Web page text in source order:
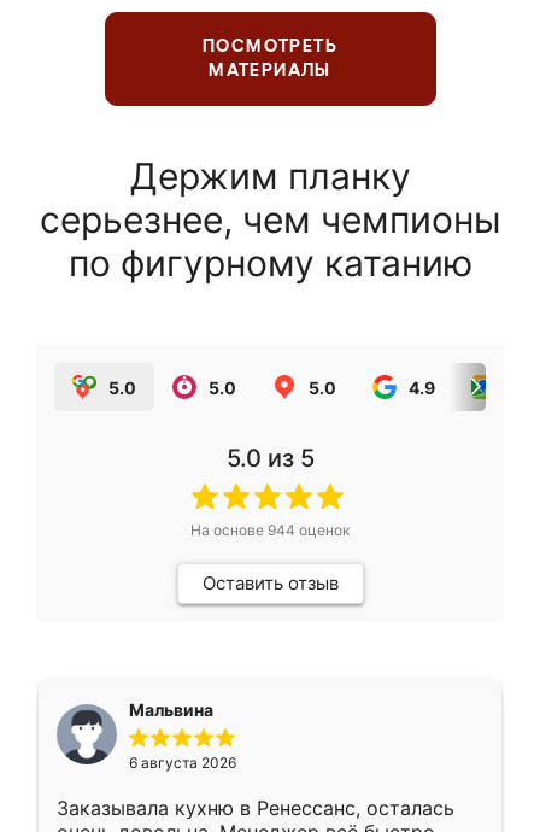
ПОСМОТРЕТЬ
МАТЕРИАЛЫ
Держим планку
серьезнее, чем чемпионы
по фигурному катанию
5.0 5.0 5.0 4.9
5.0 из 5
На основе 944 оценок
Оставить отзыв
Мальвина
6 августа 2026
Заказывала кухню в Ренессанс, осталась